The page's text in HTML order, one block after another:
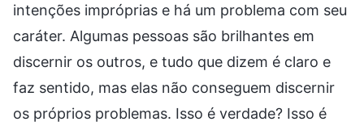
intenções impróprias e há um problema com seu
caráter. Algumas pessoas são brilhantes em
discernir os outros, e tudo que dizem é claro e
faz sentido, mas elas não conseguem discernir
os próprios problemas. Isso é verdade? Isso é